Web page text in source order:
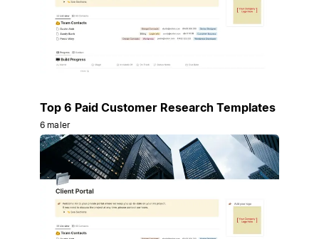
Top 6 Paid Customer Research Templates
6 maler